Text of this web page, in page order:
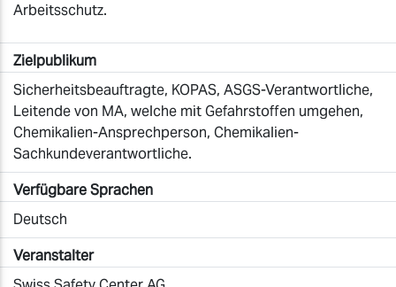
Arbeitsschutz.
Zielpublikum
Sicherheitsbeauftragte, KOPAS, ASGS-Verantwortliche,
Leitende von MA, welche mit Gefahrstoffen umgehen,
Chemikalien-Ansprechperson, Chemikalien-
Sachkundeverantwortliche.
Verfügbare Sprachen
Deutsch
Veranstalter